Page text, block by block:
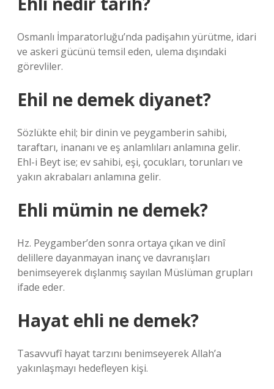
Osmanlı İmparatorluğu’nda padişahın yürütme, idari
ve askeri gücünü temsil eden, ulema dışındaki
görevliler.
Ehil ne demek diyanet?
Sözlükte ehil; bir dinin ve peygamberin sahibi,
taraftarı, inananı ve eş anlamlıları anlamına gelir.
Ehl-i Beyt ise; ev sahibi, eşi, çocukları, torunları ve
yakın akrabaları anlamına gelir.
Ehli mümin ne demek?
Hz. Peygamber’den sonra ortaya çıkan ve dinî
delillere dayanmayan inanç ve davranışları
benimseyerek dışlanmış sayılan Müslüman grupları
ifade eder.
Hayat ehli ne demek?
Tasavvufî hayat tarzını benimseyerek Allah’a
yakınlaşmayı hedefleyen kişi.